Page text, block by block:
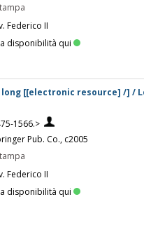
Federico II
disponibilità qui
[[electronic resource] /] /
1566.>
Pub. Co., c2005
Federico II
disponibilità qui